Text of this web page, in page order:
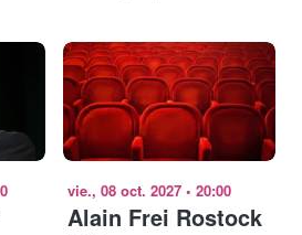
vie., 08 oct. 2027 • 20:00
Alain Frei Rostock